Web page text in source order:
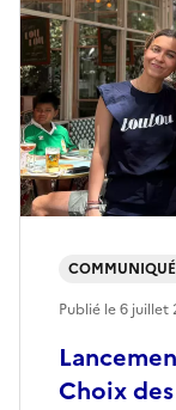
Choix
COMMUNIQUÉ
Publié le6 juillet